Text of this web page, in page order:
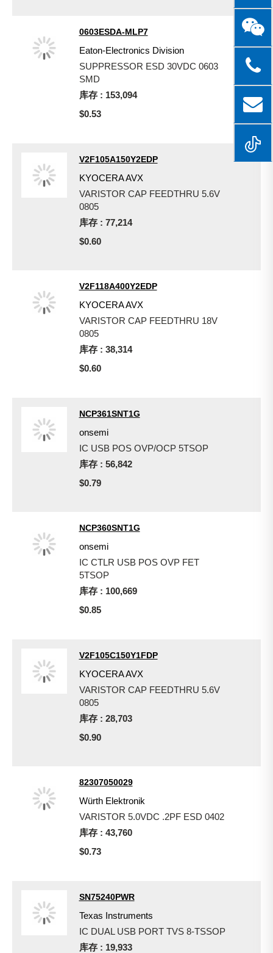
0603ESDA-MLP7
Eaton-Electronics Division
SUPPRESSOR ESD 30VDC 0603
SMD
库存 : 153,094
$0.53
V2F105A150Y2EDP
KYOCERA AVX
VARISTOR CAP FEEDTHRU 5.6V
0805
库存 : 77,214
$0.60
V2F118A400Y2EDP
KYOCERA AVX
VARISTOR CAP FEEDTHRU 18V
0805
库存 : 38,314
$0.60
NCP361SNT1G
onsemi
IC USB POS OVP/OCP 5TSOP
库存 : 56,842
$0.79
NCP360SNT1G
onsemi
IC CTLR USB POS OVP FET
5TSOP
库存 : 100,669
$0.85
V2F105C150Y1FDP
KYOCERA AVX
VARISTOR CAP FEEDTHRU 5.6V
0805
库存 : 28,703
$0.90
82307050029
Würth Elektronik
VARISTOR 5.0VDC .2PF ESD 0402
库存 : 43,760
$0.73
SN75240PWR
Texas Instruments
IC DUAL USB PORT TVS 8-TSSOP
库存 : 19,933